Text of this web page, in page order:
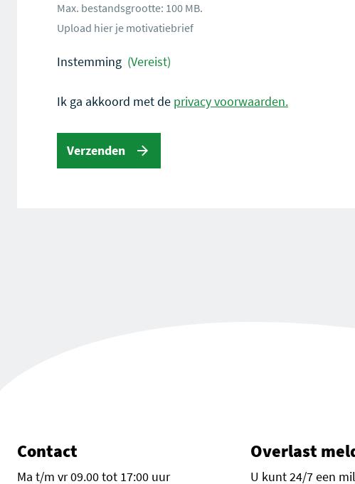
Max. bestandsgrootte: 100 MB.
Upload hier je motivatiebrief
Instemming (Vereist)
Ik ga akkoord met de privacy voorwaarden.
Verzenden
Contact
Ma t/m vr 09.00 tot 17:00 uur
Overlast
U kunt 24/7 een